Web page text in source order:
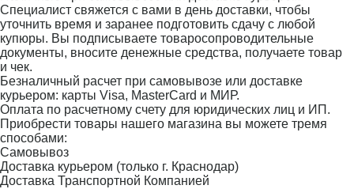
Специалист свяжется с вами в день доставки, чтобы
уточнить время и заранее подготовить сдачу с любой
купюры. Вы подписываете товаросопроводительные
документы, вносите денежные средства, получаете товар
и чек.
Безналичный расчет при самовывозе или доставке
курьером: карты Visa, MasterCard и МИР.
Оплата по расчетному счету для юридических лиц и ИП.
Приобрести товары нашего магазина вы можете тремя
способами:
Самовывоз
Доставка курьером (только г. Краснодар)
Доставка Транспортной Компанией